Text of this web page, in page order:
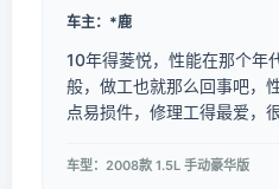
车主：*鹿
10年得菱悦，性能在那个年
般，做工也就那么回事吧，
点易损件，修理工得最爱，
车型：2008款 1.5L 手动豪华版